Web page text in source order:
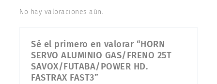
No hay valoraciones aún.
Sé el primero en valorar “HORN
SERVO ALUMINIO GAS/FRENO 25T
SAVOX/FUTABA/POWER HD.
FASTRAX FAST3”